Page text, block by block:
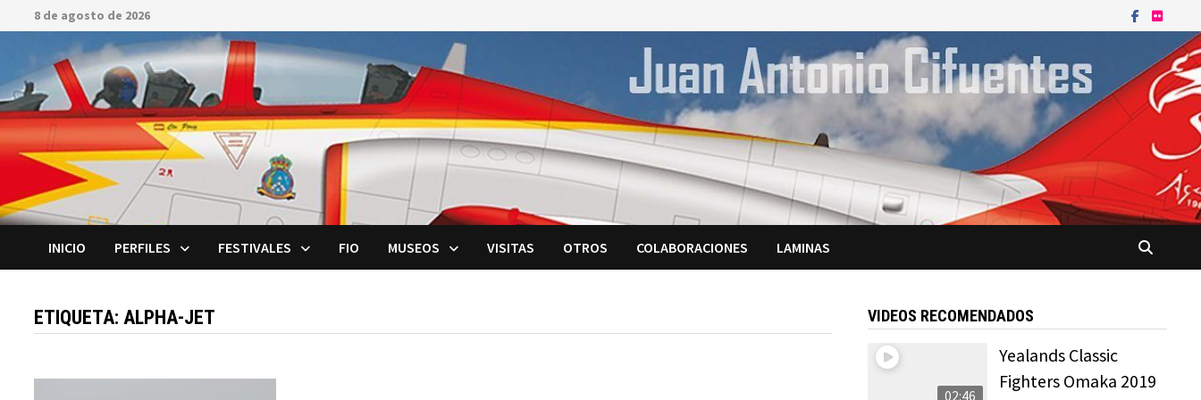
Saltar
al
contenido
8 de agosto de 2026
INICIO PERFILES FESTIVALES FIO MUSEOS VISITAS OTROS COLABORACIONES LAMINAS
ETIQUETA:ALPHA-JET VIDEOS RECOMENDADOS
02:46
Yealands Classic
Fighters Omaka 2019